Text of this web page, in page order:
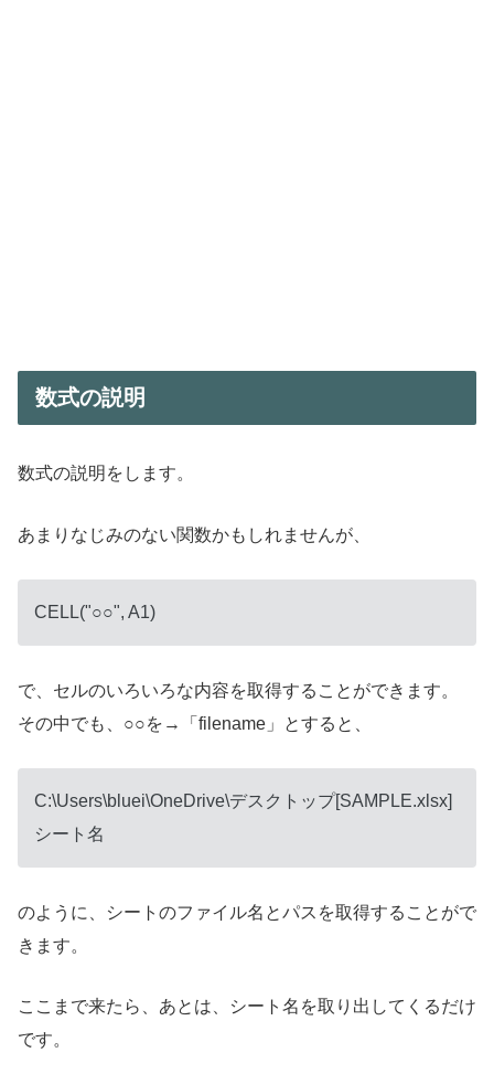
数式の説明
数式の説明をします。
あまりなじみのない関数かもしれませんが、
CELL("○○", A1)
で、セルのいろいろな内容を取得することができます。
その中でも、○○を→「filename」とすると、
C:\Users\bluei\OneDrive\デスクトップ[SAMPLE.xlsx]
シート名
のように、シートのファイル名とパスを取得することがで
きます。
ここまで来たら、あとは、シート名を取り出してくるだけ
です。